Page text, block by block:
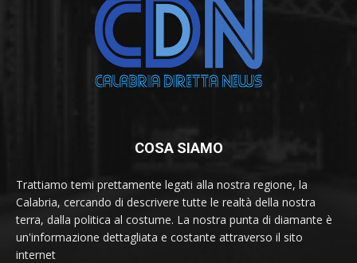
COSA SIAMO
Trattiamo temi prettamente legati alla nostra regione, la
Calabria, cercando di descrivere tutte le realtà della nostra
terra, dalla politica al costume. La nostra punta di diamante è
un'informazione dettagliata e costante attraverso il sito
internet